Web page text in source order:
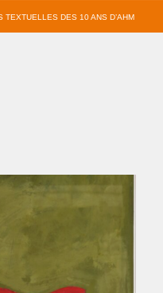
DES 10 ANS D’AHM